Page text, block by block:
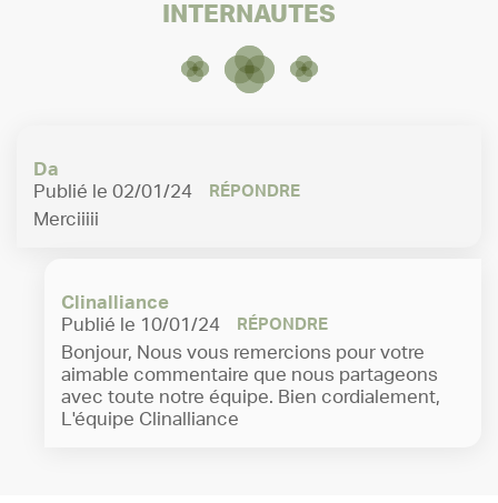
Résidences séniors
INTERNAUTES
Da
Publié le 02/01/24
RÉPONDRE
Merciiiii
Clinalliance
Publié le 10/01/24
RÉPONDRE
Bonjour, Nous vous remercions pour votre
aimable commentaire que nous partageons
avec toute notre équipe. Bien cordialement,
L'équipe Clinalliance